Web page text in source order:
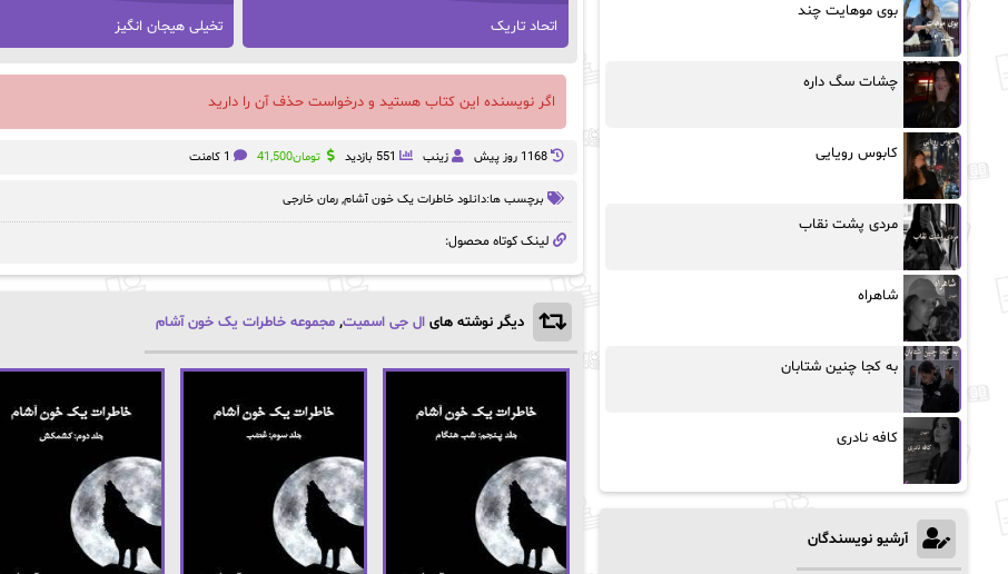
اتحاد تاریک تخیلی هیجان انگیز
اگر نویسنده این کتاب هستید و درخواست حذف آن را دارید
1168 روز پيش زینب 551 بازدید تومان41,500 1 کامنت
برچسب ها:دانلود خاطرات یک خون آشام, رمان خارجی
لینک کوتاه محصول:
دیگر نوشته های ال جی اسمیت, مجموعه خاطرات یک خون آشام
بوی موهایت چند
چشات سگ داره
کابوس رویایی
مردی پشت نقاب
شاهراه
به کجا چنین شتابان
کافه نادری
آرشیو نویسندگان